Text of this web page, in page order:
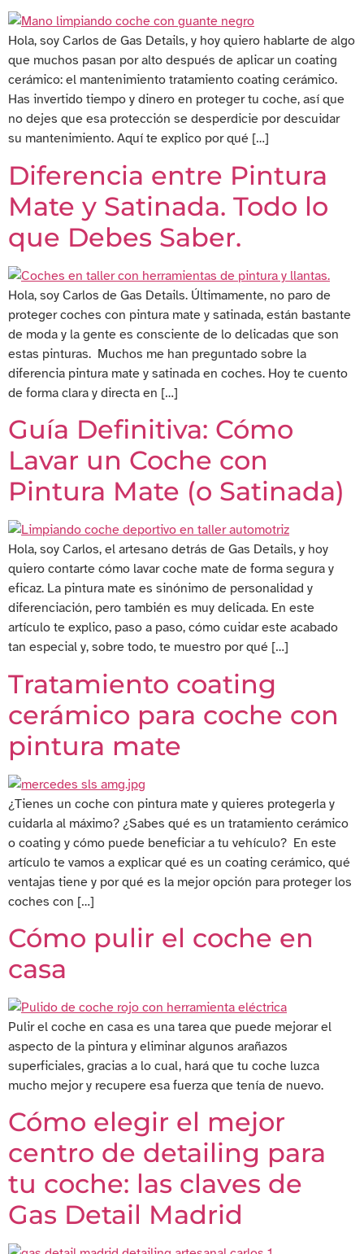
Hola, soy Carlos de Gas Details, y hoy quiero hablarte de algo
que muchos pasan por alto después de aplicar un coating
cerámico: el mantenimiento tratamiento coating cerámico.
Has invertido tiempo y dinero en proteger tu coche, así que
no dejes que esa protección se desperdicie por descuidar
su mantenimiento. Aquí te explico por qué […]
Diferencia entre Pintura
Mate y Satinada. Todo lo
que Debes Saber.
Hola, soy Carlos de Gas Details. Últimamente, no paro de
proteger coches con pintura mate y satinada, están bastante
de moda y la gente es consciente de lo delicadas que son
estas pinturas. Muchos me han preguntado sobre la
diferencia pintura mate y satinada en coches. Hoy te cuento
de forma clara y directa en […]
Guía Definitiva: Cómo
Lavar un Coche con
Pintura Mate (o Satinada)
Hola, soy Carlos, el artesano detrás de Gas Details, y hoy
quiero contarte cómo lavar coche mate de forma segura y
eficaz. La pintura mate es sinónimo de personalidad y
diferenciación, pero también es muy delicada. En este
artículo te explico, paso a paso, cómo cuidar este acabado
tan especial y, sobre todo, te muestro por qué […]
Tratamiento coating
cerámico para coche con
pintura mate
¿Tienes un coche con pintura mate y quieres protegerla y
cuidarla al máximo? ¿Sabes qué es un tratamiento cerámico
o coating y cómo puede beneficiar a tu vehículo? En este
artículo te vamos a explicar qué es un coating cerámico, qué
ventajas tiene y por qué es la mejor opción para proteger los
coches con […]
Cómo pulir el coche en
casa
Pulir el coche en casa es una tarea que puede mejorar el
aspecto de la pintura y eliminar algunos arañazos
superficiales, gracias a lo cual, hará que tu coche luzca
mucho mejor y recupere esa fuerza que tenía de nuevo.
Cómo elegir el mejor
centro de detailing para
tu coche: las claves de
Gas Detail Madrid